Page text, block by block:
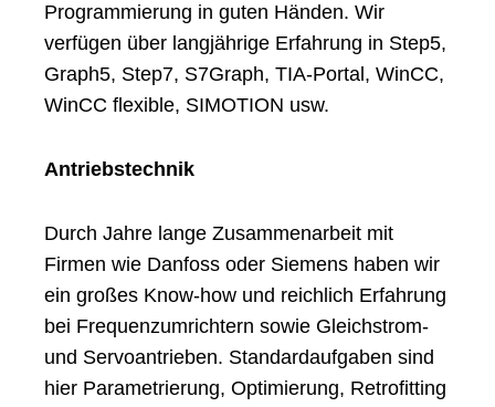
Programmierung in guten Händen. Wir
verfügen über langjährige Erfahrung in Step5,
Graph5, Step7, S7Graph, TIA-Portal, WinCC,
WinCC flexible, SIMOTION usw.
Antriebstechnik
Durch Jahre lange Zusammenarbeit mit
Firmen wie Danfoss oder Siemens haben wir
ein großes Know-how und reichlich Erfahrung
bei Frequenzumrichtern sowie Gleichstrom-
und Servoantrieben. Standardaufgaben sind
hier Parametrierung, Optimierung, Retrofitting